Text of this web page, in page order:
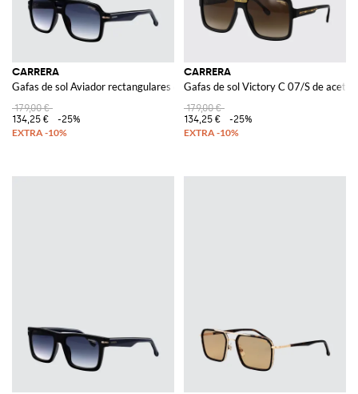
CARRERA
Gafas de sol Aviador rectangulares de acetato con doble puente
179,00 €
134,25 €
-25%
CARRERA
Gafas de sol Victory C 07/S de
179,00 €
134,25 €
-25%